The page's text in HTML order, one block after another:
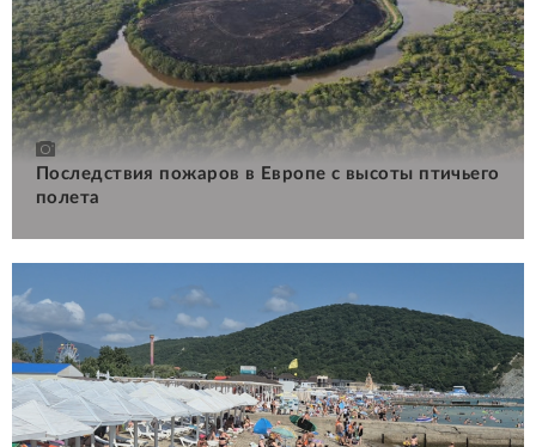
Последствия пожаров в Европе с высоты птичьего
полета